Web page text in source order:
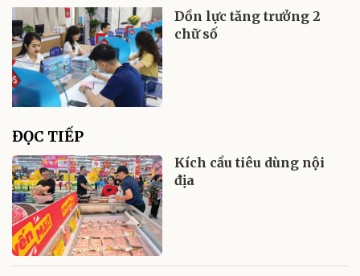
Dồn lực tăng trưởng 2
chữ số
ĐỌC TIẾP
Kích cầu tiêu dùng nội
địa